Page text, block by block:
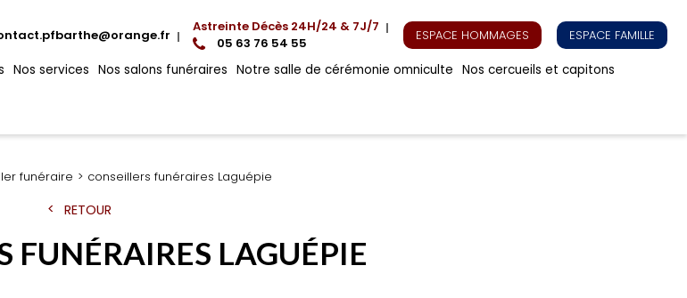
Astreinte Décès 24H/24 & 7J/7
05 63 76 54 55
ESPACE HOMMAGES ESPACE FAMILLE
Nos services Nos salons funéraires Notre salle de cérémonie omniculte Nos cercueils et capitons
funéraire conseillers funéraires Laguépie
RETOUR
FUNÉRAIRES LAGUÉPIE